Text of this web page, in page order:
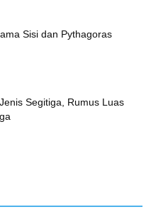
Sisi dan Pythagoras
Segitiga, Rumus Luas